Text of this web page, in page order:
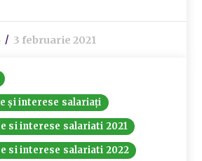
3 februarie 2021
și interese salariați
si interese salariati 2021
si interese salariati 2022